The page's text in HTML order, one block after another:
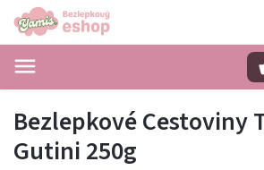
Bezlepkové Cestoviny
Gutini 250g